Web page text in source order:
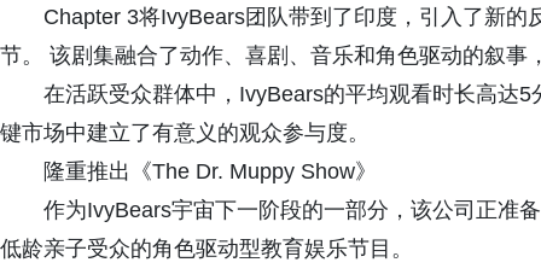
Chapter 3将IvyBears团队带到了印度，引入了新
节。 该剧集融合了动作、喜剧、音乐和角色驱动的叙
在活跃受众群体中，IvyBears的平均观看时长高达
键市场中建立了有意义的观众参与度。
隆重推出《The Dr. Muppy Show》
作为IvyBears宇宙下一阶段的一部分，该公司正准
低龄亲子受众的角色驱动型教育娱乐节目。